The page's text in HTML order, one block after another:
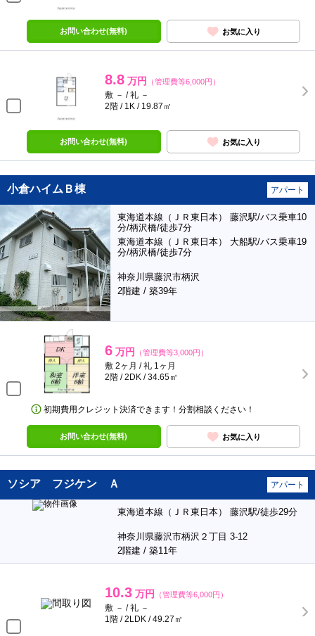
お問い合わせ(無料) お気に入り
8.8 万円 （管理費等6,000円）
敷 － / 礼 －
2階 / 1K / 19.87㎡
お問い合わせ(無料) お気に入り
小倉ハイムＢ棟 アパート
東海道本線（ＪＲ東日本） 藤沢駅/バス乗車10
分/柄沢橋/徒歩7分
東海道本線（ＪＲ東日本） 大船駅/バス乗車19
分/柄沢橋/徒歩7分
神奈川県藤沢市柄沢
2階建 / 築39年
6 万円 （管理費等3,000円）
敷 2ヶ月 / 礼 1ヶ月
2階 / 2DK / 34.65㎡
初期費用クレジット決済できます！分割相談ください！
お問い合わせ(無料) お気に入り
ソシア フジケン Ａ アパート
東海道本線（ＪＲ東日本） 藤沢駅/徒歩29分
神奈川県藤沢市柄沢２丁目 3-12
2階建 / 築11年
10.3 万円 （管理費等6,000円）
敷 － / 礼 －
1階 / 2LDK / 49.27㎡